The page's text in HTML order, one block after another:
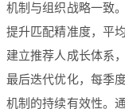
机制与组织战略一致
提升匹配精准度，平
建立推荐人成长体系
最后迭代优化，每季
机制的持续有效性。